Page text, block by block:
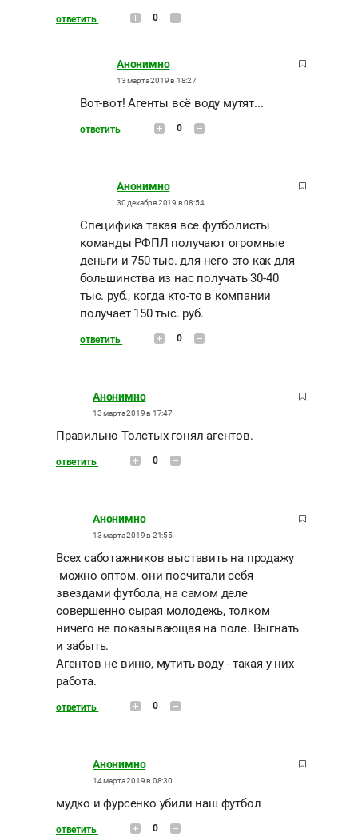
ответить 0
Анонимно
13 марта 2019 в 18:27
Вот-вот! Агенты всё воду мутят...
ответить 0
Анонимно
30 декабря 2019 в 08:54
Специфика такая все футболисты
команды РФПЛ получают огромные
деньги и 750 тыс. для него это как для
большинства из нас получать 30-40
тыс. руб., когда кто-то в компании
получает 150 тыс. руб.
ответить 0
Анонимно
13 марта 2019 в 17:47
Правильно Толстых гонял агентов.
ответить 0
Анонимно
13 марта 2019 в 21:55
Всех саботажников выставить на продажу
-можно оптом. они посчитали себя
звездами футбола, на самом деле
совершенно сырая молодежь, толком
ничего не показывающая на поле. Выгнать
и забыть.
Агентов не виню, мутить воду - такая у них
работа.
ответить 0
Анонимно
14 марта 2019 в 08:30
мудко и фурсенко убили наш футбол
ответить 0